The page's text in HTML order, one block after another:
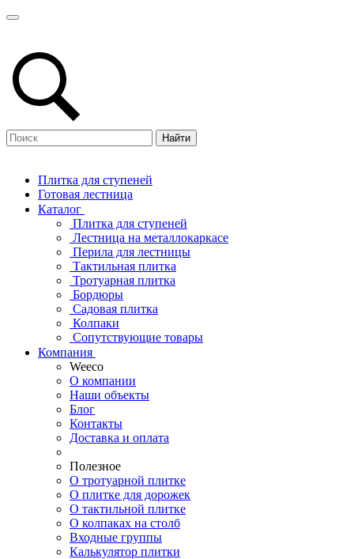
Найти
Плитка для ступеней
Готовая лестница
Каталог
Плитка для ступеней
Лестница на металлокаркасе
Перила для лестницы
Тактильная плитка
Тротуарная плитка
Бордюры
Садовая плитка
Колпаки
Сопутствующие товары
Компания
Weeco
О компании
Наши объекты
Блог
Контакты
Доставка и оплата
Полезное
О тротуарной плитке
О плитке для дорожек
О тактильной плитке
О колпаках на столб
Входные группы
Калькулятор плитки